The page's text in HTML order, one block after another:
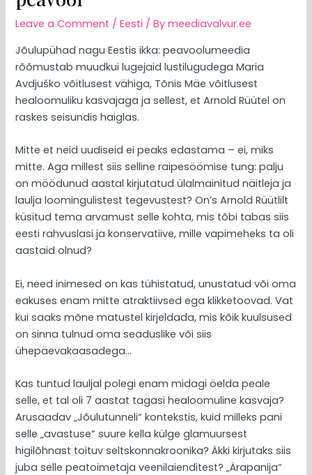
Leave a Comment /Eesti / Bymeediavalvur.ee
Jõulupühad nagu Eestis ikka: peavoolumeedia
rõõmustab muudkui lugejaid lustilugudega Maria
Avdjuško võitlusest vähiga, Tõnis Mäe võitlusest
healoomuliku kasvajaga ja sellest, et Arnold Rüütel on
raskes seisundis haiglas.
Mitte et neid uudiseid ei peaks edastama – ei, miks
mitte. Aga millest siis selline raipesöömise tung: palju
on möödunud aastal kirjutatud ülalmainitud näitleja ja
laulja loomingulistest tegevustest? On’s Arnold Rüütlilt
küsitud tema arvamust selle kohta, mis tõbi tabas siis
eesti rahvuslasi ja konservatiive, mille vapimeheks ta oli
aastaid olnud?
Ei, need inimesed on kas tühistatud, unustatud või oma
eakuses enam mitte atraktiivsed ega klikketoovad. Vat
kui saaks mõne matustel kirjeldada, mis kõik kuulsused
on sinna tulnud oma seaduslike või siis
ühepäevakaasadega…
Kas tuntud lauljal polegi enam midagi öelda peale
selle, et tal oli 7 aastat tagasi healoomuline kasvaja?
Arusaadav „Jõulutunneli“ kontekstis, kuid milleks pani
selle „avastuse“ suure kella külge glamuursest
higilõhnast toituv seltskonnakroonika? Äkki kirjutaks siis
juba selle peatoimetaja veenilaienditest? „Ärapanija“